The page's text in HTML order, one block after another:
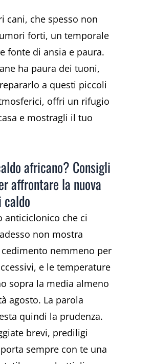
cani, che spesso non
forti, un temporale
fonte di ansia e paura.
ha paura dei tuoni,
a questi piccoli
offri un rifugio
e mostragli il tuo
africano? Consigli
affrontare la nuova
caldo
anticiclonico che ci
non mostra
nemmeno per
e le temperature
sopra la media almeno
agosto. La parola
quindi la prudenza.
brevi, prediligi
porta sempre con te una